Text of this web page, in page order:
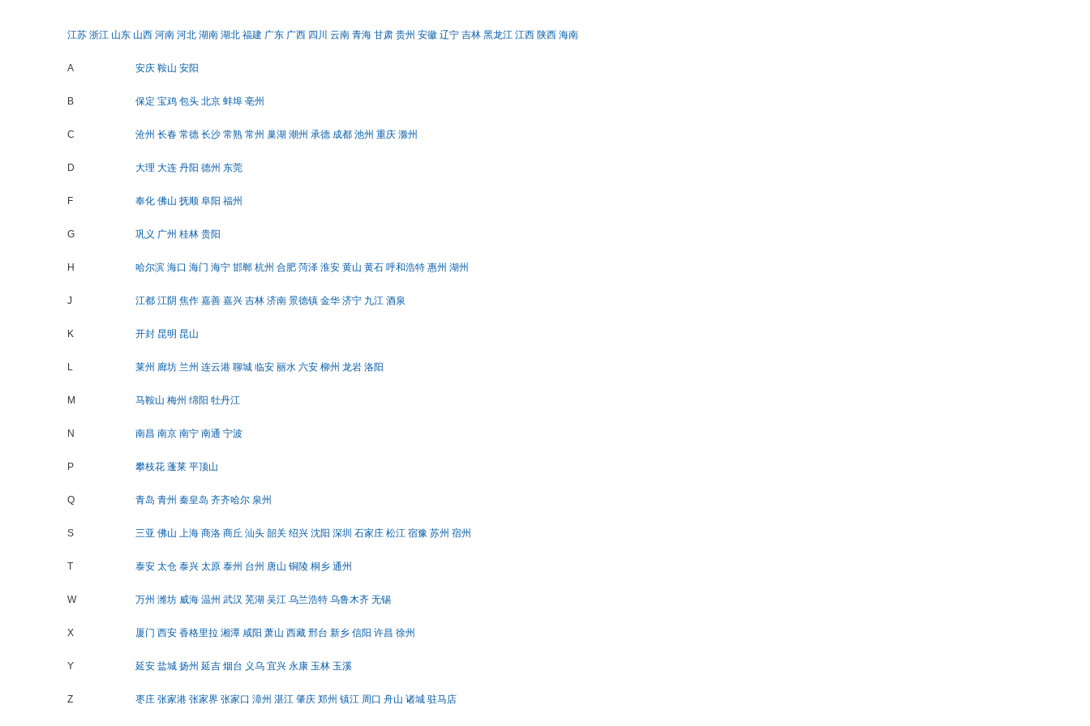
江苏 浙江 山东 山西 河南 河北 湖南 湖北 福建 广东 广西 四川 云南 青海 甘肃 贵州 安徽 辽宁 吉林 黑龙江 江西 陕西 海南
A 安庆 鞍山 安阳
B 保定 宝鸡 包头 北京 蚌埠 亳州
C 沧州 长春 常德 长沙 常熟 常州 巢湖 潮州 承德 成都 池州 重庆 滁州
D 大理 大连 丹阳 德州 东莞
F 奉化 佛山 抚顺 阜阳 福州
G 巩义 广州 桂林 贵阳
H 哈尔滨 海口 海门 海宁 邯郸 杭州 合肥 菏泽 淮安 黄山 黄石 呼和浩特 惠州 湖州
J 江都 江阴 焦作 嘉善 嘉兴 吉林 济南 景德镇 金华 济宁 九江 酒泉
K 开封 昆明 昆山
L 莱州 廊坊 兰州 连云港 聊城 临安 丽水 六安 柳州 龙岩 洛阳
M 马鞍山 梅州 绵阳 牡丹江
N 南昌 南京 南宁 南通 宁波
P 攀枝花 蓬莱 平顶山
Q 青岛 青州 秦皇岛 齐齐哈尔 泉州
S 三亚 佛山 上海 商洛 商丘 汕头 韶关 绍兴 沈阳 深圳 石家庄 松江 宿豫 苏州 宿州
T 泰安 太仓 泰兴 太原 泰州 台州 唐山 铜陵 桐乡 通州
W 万州 潍坊 威海 温州 武汉 芜湖 吴江 乌兰浩特 乌鲁木齐 无锡
X 厦门 西安 香格里拉 湘潭 咸阳 萧山 西藏 邢台 新乡 信阳 许昌 徐州
Y 延安 盐城 扬州 延吉 烟台 义乌 宜兴 永康 玉林 玉溪
Z 枣庄 张家港 张家界 张家口 漳州 湛江 肇庆 郑州 镇江 周口 舟山 诸城 驻马店